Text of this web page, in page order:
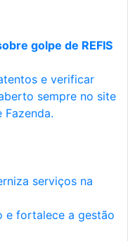
golpe de REFIS
e verificar
sempre no site
serviços na
e fortalece a gestão